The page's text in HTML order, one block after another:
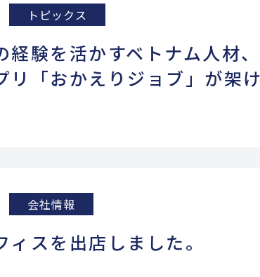
トピックス
経験を活かすベトナム人材
リ「おかえりジョブ」が架
会社情報
ィスを出店しました。